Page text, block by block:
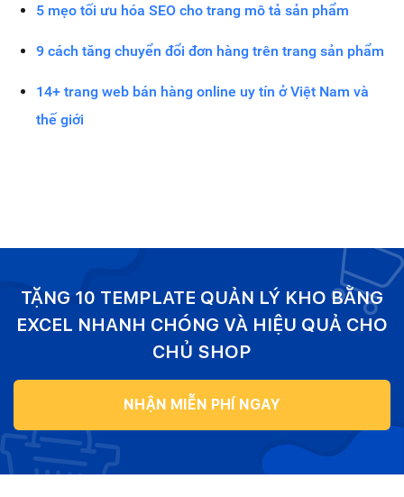
5 mẹo tối ưu hóa SEO cho trang mô tả sản phẩm
9 cách tăng chuyển đổi đơn hàng trên trang sản phẩm
14+ trang web bán hàng online uy tín ở Việt Nam và
thế giới
TẶNG 10 TEMPLATE QUẢN LÝ KHO BẰNG
EXCEL NHANH CHÓNG VÀ HIỆU QUẢ CHO
CHỦ SHOP
NHẬN MIỄN PHÍ NGAY